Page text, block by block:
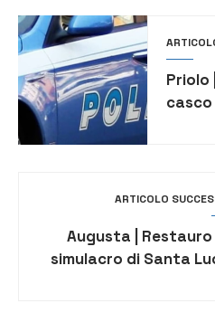
Priolo
casco
ARTICOLO
Augusta |
simulacro di Santa